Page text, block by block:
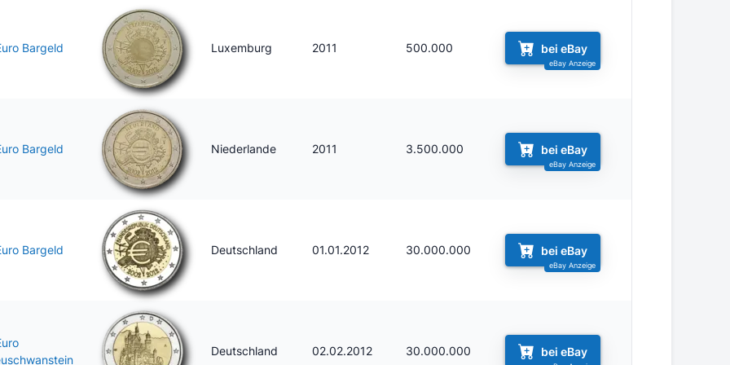
Bargeld Luxemburg 2011 500.000 bei eBay
Bargeld Niederlande 2011 3.500.000 bei eBay
Bargeld Deutschland 01.01.2012 30.000.000 bei eBay
Deutschland 02.02.2012 30.000.000 bei eBay